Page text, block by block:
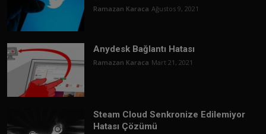
Ramazan Karaca Ağustos 9, 2021
Anydesk Bağlantı Hatası
Ramazan Karaca Mart 21, 2021
Steam Cloud Senkronize Edilemiyor
Hatası Çözümü